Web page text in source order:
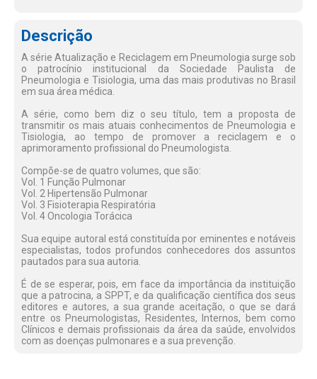
Descrição
A série Atualização e Reciclagem em Pneumologia surge sob
o patrocínio institucional da Sociedade Paulista de
Pneumologia e Tisiologia, uma das mais produtivas no Brasil
em sua área médica.
A série, como bem diz o seu título, tem a proposta de
transmitir os mais atuais conhecimentos de Pneumologia e
Tisiologia, ao tempo de promover a reciclagem e o
aprimoramento profissional do Pneumologista.
Compõe-se de quatro volumes, que são:
Vol. 1 Função Pulmonar
Vol. 2 Hipertensão Pulmonar
Vol. 3 Fisioterapia Respiratória
Vol. 4 Oncologia Torácica
Sua equipe autoral está constituída por eminentes e notáveis
especialistas, todos profundos conhecedores dos assuntos
pautados para sua autoria.
É de se esperar, pois, em face da importância da instituição
que a patrocina, a SPPT, e da qualificação científica dos seus
editores e autores, a sua grande aceitação, o que se dará
entre os Pneumologistas, Residentes, Internos, bem como
Clínicos e demais profissionais da área da saúde, envolvidos
com as doenças pulmonares e a sua prevenção.